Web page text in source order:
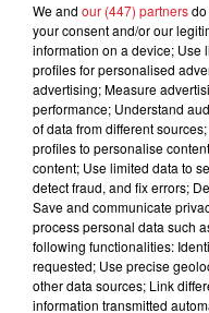
15 juillet 2026
BÉTHUNE:
VOLONTAIRE EN
Selon les premiers
à des prostituées
13 juillet 2026
We and our (447) partners
your consent and/or our
information on a device; Use
profiles for personalised
advertising; Measure
performance; Understand
of data from different
profiles to personalise
content; Use limited data to
detect fraud, and fix errors;
Save and communicate
process personal data such
following functionalities:
requested; Use precise
other data sources; Link
information transmitted